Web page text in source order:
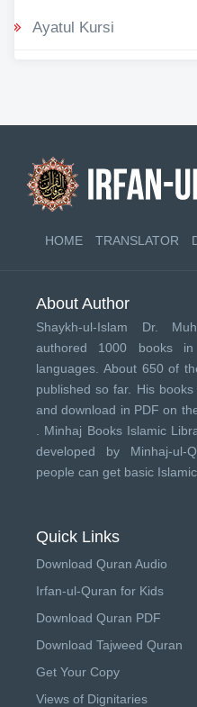
Ayatul Kursi
HOME TRANSLATOR
About Author
Shaykh-ul-Islam Dr.
authored 1000 books
languages. About 650 of
published so far. His
and download in PDF on
Minhaj Books Islamic
developed by Minhaj-ul-
people can get basic
Quick Links
Download Quran Audio
Irfan-ul-Quran for Kids
Download Quran PDF
Download Tajweed Quran
Get Your Copy
Views of Dignitaries